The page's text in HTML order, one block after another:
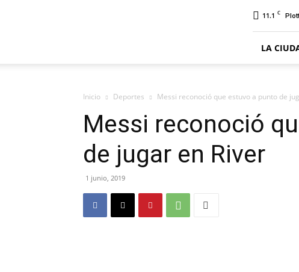
11.1 C
LA
Inicio Deportes Messi reconoció que estuvo a punto de
Messi reconoció
de jugar en River
1 junio, 2019